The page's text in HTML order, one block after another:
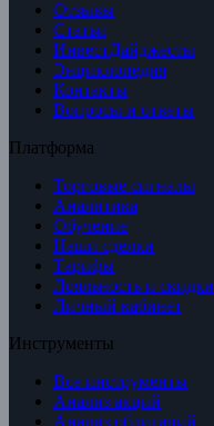
Отзывы
Статьи
ИнвестДайджесты
Энциклопедия
Контакты
Вопросы и ответы
Платформа
Торговые сигналы
Аналитика
Обучение
Наши сделки
Тарифы
Лояльность и скидки
Личный кабинет
Инструменты
Все инструменты
Анализ акций
Анализ облигаций